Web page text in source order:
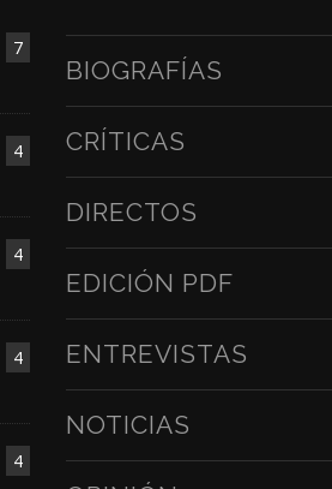
7
4
4
4
4
BIOGRAFÍAS
CRÍTICAS
DIRECTOS
EDICIÓN PDF
ENTREVISTAS
NOTICIAS